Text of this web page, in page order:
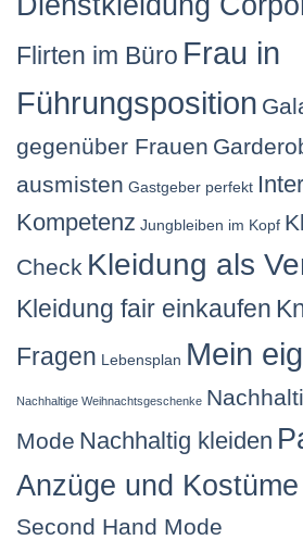
Flirten im Büro Frau in
Führungsposition
gegenüber Frauen
ausmisten Gastgeber perfekt
Kompetenz Jungbleiben im Kopf
Check Kleidung als
Kleidung fair einkaufen
Fragen
Lebensplan Mein
Nachhaltige Weihnachtsgeschenke
Mode Nachhaltig kleiden
Anzüge und Kostüme
Second Hand Mode